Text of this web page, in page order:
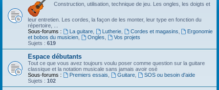
Construction, utilisation, technique de jeu. Les ongles, les doigts et
leur entretien. Les cordes, la façon de les monter, leur type en fonction du
répertoire, ...
Sous-forums :
La guitare, Lutherie, Cordes et magasins
Ergonomie
et bobos du musicien
Ongles
Vos projets
Sujets : 619
Espace débutants
Tout ce que vous avez toujours voulu poser comme question sur la guitare
classique et la notation musicale sans jamais avoir osé
Sous-forums :
Premiers essais Guitare,
SOS ou besoin d'aide
Sujets : 102